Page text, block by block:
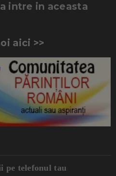
intre in aceasta
aici >>
pe telefonul tau